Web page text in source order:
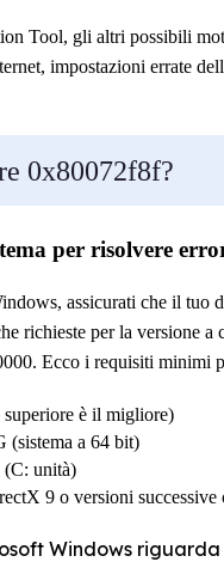
Tool, gli altri possibili
impostazioni errate
0x80072f8f?
per risolvere
assicurati che il tuo
richieste per la versione a
Ecco i requisiti minimi
è il migliore)
(sistema a 64 bit)
(C: unità)
9 o versioni
Windows riguarda